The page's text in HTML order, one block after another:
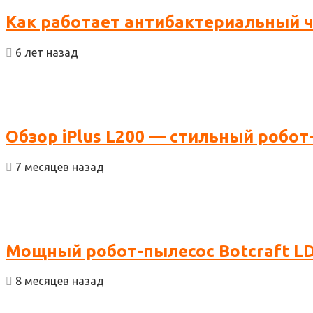
Как работает антибактериальный
6 лет назад
Обзор iPlus L200 — стильный
7 месяцев назад
Мощный робот-пылесос Botcraft
8 месяцев назад